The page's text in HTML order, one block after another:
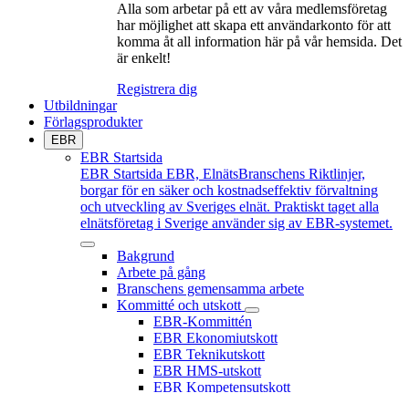
Alla som arbetar på ett av våra medlemsföretag
har möjlighet att skapa ett användarkonto för att
komma åt all information här på vår hemsida. Det
är enkelt!
Registrera dig
Utbildningar
Förlagsprodukter
EBR
EBR Startsida
EBR Startsida EBR, ElnätsBranschens Riktlinjer,
borgar för en säker och kostnadseffektiv förvaltning
och utveckling av Sveriges elnät. Praktiskt taget alla
elnätsföretag i Sverige använder sig av EBR-systemet.
Bakgrund
Arbete på gång
Branschens gemensamma arbete
Kommitté och utskott
EBR-Kommittén
EBR Ekonomiutskott
EBR Teknikutskott
EBR HMS-utskott
EBR Kompetensutskott